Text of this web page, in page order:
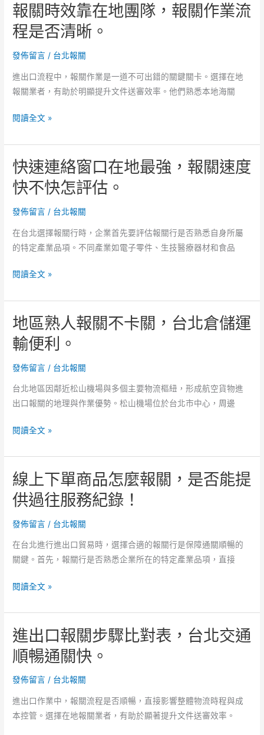
否
標
準
化！
助
能
即
刻
文
件！
關
台
北
省
人
力！
報關時效靠在地團隊，報關作業流
程是否清晰。
發佈留言 / 台北報關
進出口流程中，報關作業是一道不可出錯的關鍵關卡。選擇在地
報關業者，有助於明顯提升文件送審效率。他們熟悉本地海關
報
時
效
靠
在
地
隊，
報
作
程
是
否
清
晰。
閱讀全文 »
快速連絡窗口在地最強，報關速度
快不快怎評估。
發佈留言 / 台北報關
在台北選擇報關行時，企業首先要評估報關行是否熟悉自身所屬
的特定產業品項。不同產業如電子零件、生技醫療器材和食品
快
連
絡
窗
口
在
最
強，
關
快
不
快
怎
評
估。
閱讀全文 »
地區熟人報關不卡關，台北倉儲運
輸便利。
發佈留言 / 台北報關
台北地區因鄰近松山機場與多個主要物流樞紐，形成航空貨物進
出口報關的地理與作業優勢。松山機場位於台北市中心，周邊
地
熟
人
報
關
不
關，
台
倉
輸
便
利。
閱讀全文 »
線上下單商品怎麼報關，是否能提
供過往服務紀錄！
發佈留言 / 台北報關
在台北進行進出口貿易時，選擇合適的報關行是保障通關順暢的
關鍵。首先，報關行是否熟悉企業所在的特定產業品項，直接
線
下
單
商
品
怎
報
關，
閱讀全文 »
進出口報關步驟比對表，台北交通
順暢通關快。
發佈留言 / 台北報關
進出口作業中，報關流程是否順暢，直接影響整體物流時程與成
本控管。選擇在地報關業者，有助於顯著提升文件送審效率。